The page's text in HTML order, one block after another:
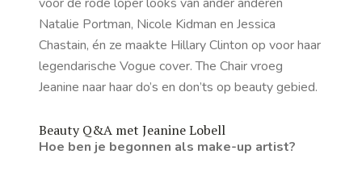
Natalie Portman, Nicole Kidman en Jessica
Chastain, én ze maakte Hillary Clinton op voor haar
legendarische Vogue cover. The Chair vroeg
Jeanine naar haar do’s en don’ts op beauty gebied.
Beauty Q&A met Jeanine Lobell
Hoe ben je begonnen als make-up artist?